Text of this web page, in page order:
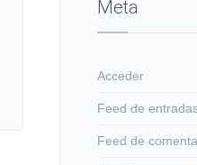
Meta
Acceder
Feed de
Feed de